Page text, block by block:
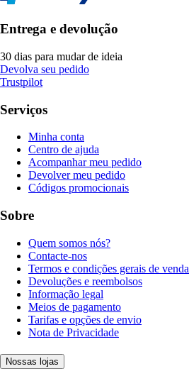
Entrega e devolução
30 dias para mudar de ideia
Devolva seu pedido
Trustpilot
Serviços
Minha conta
Centro de ajuda
Acompanhar meu pedido
Devolver meu pedido
Códigos promocionais
Sobre
Quem somos nós?
Contacte-nos
Termos e condições gerais de venda
Devoluções e reembolsos
Informação legal
Meios de pagamento
Tarifas e opções de envio
Nota de Privacidade
Nossas lojas